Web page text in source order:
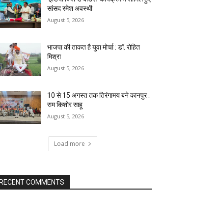
सांसद रमेश अवस्थी
August 5, 2026
भाजपा की ताकत है युवा मोर्चा : डॉ. रोहित
मिश्रा
August 5, 2026
10 से 15 अगस्त तक तिरंगामय बने कानपुर :
राम किशोर साहू
August 5, 2026
Load more
COMMENTS